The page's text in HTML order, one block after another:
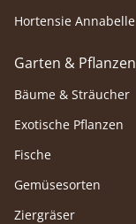
Hortensie Annabelle
Garten & Pflanzen
Bäume & Sträucher
Exotische Pflanzen
Fische
Gemüsesorten
Ziergräser